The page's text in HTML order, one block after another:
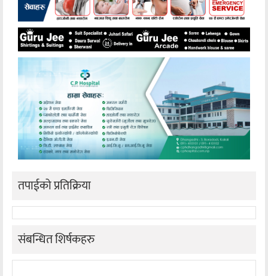
तपाईको प्रतिक्रिया
संबन्धित शिर्षकहरु